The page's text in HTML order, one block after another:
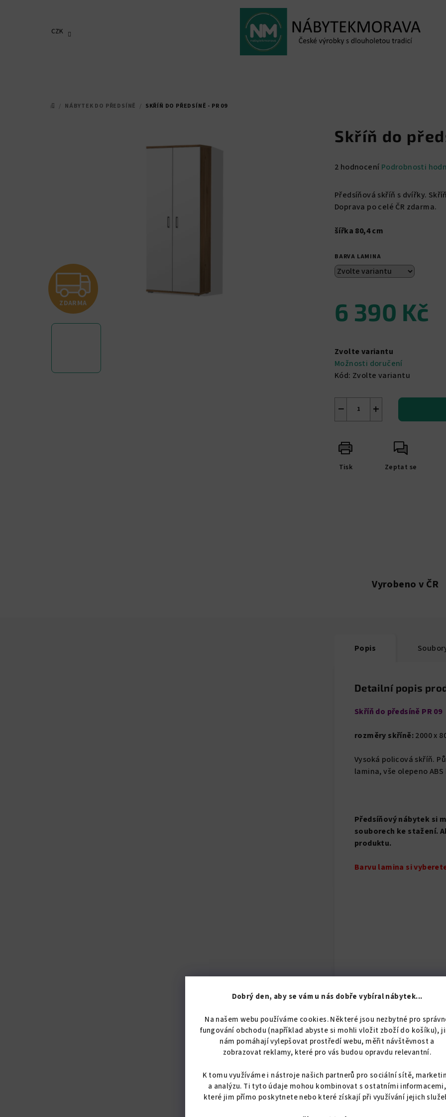
Dobrý den, aby se vám u nás dobře vybíral nábytek...
Na našem webu používáme cookies. Některé jsou nezbytné pro
fungování obchodu (například abyste si mohli vložit zboží do košíku),
nám pomáhají vylepšovat prostředí webu, měřit návštěvnost a
zobrazovat reklamy, které pro vás budou opravdu relevantní.
K tomu využíváme i nástroje našich partnerů pro sociální sítě,
a analýzu. Ti tyto údaje mohou kombinovat s ostatními informacemi,
které jim přímo poskytnete nebo které získají při využívání jejich
CZK
DOMŮ
/ NÁBYTEK DO PŘEDSÍNĚ / SKŘÍŇ DO PŘEDSÍNĚ - PR 09
Skříň do
Průměrné
produktu
je
5,0
z
2 hodnocení Podrobnosti
Předsíňová skříň s dvířky.
Doprava po celé ČR zdarma.
šířka 80,4 cm
BARVA LAMINA
6 390 Kč
cena:
Zvolte variantu
Možnosti doručení
Kód: Zvolte variantu
+
−
Tisk Zeptat se
Z
D
ZDARMA
Vyrobeno v ČR
Popis
Detailní popis
Skříň do předsíně PR 09
rozměry skříně:2000 x
Vysoká policová skříň.
lamina, vše olepeno
Předsíňový nábytek si
souborech ke stažení.
produktu.
Barvu lamina si
Nábytek je dodáván v
naleznete také v
Policová skříň má dvoje
věci před jakýmkoli
zvýšit podle potřeby.
Skříň do předsíně